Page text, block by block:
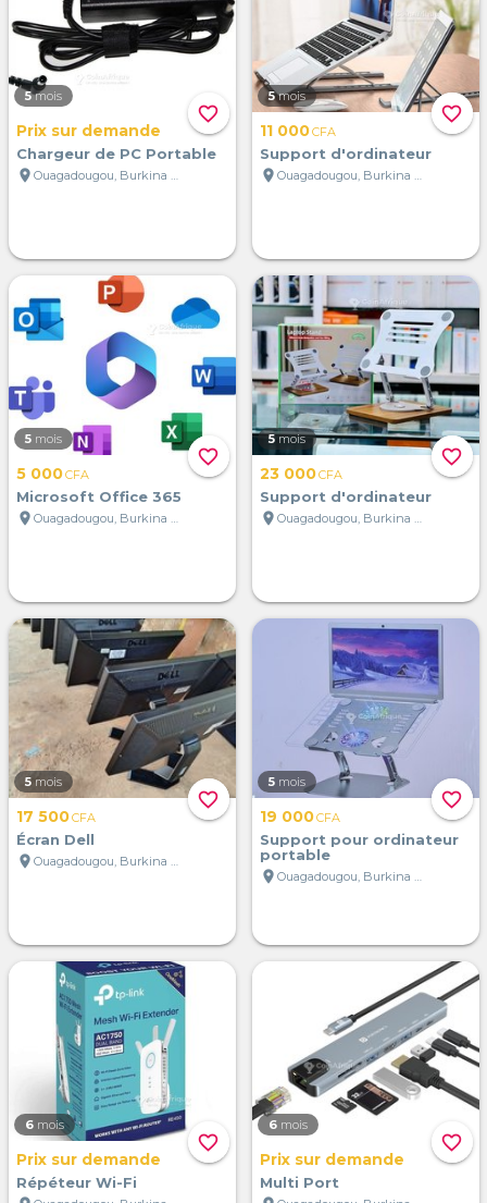
favorite_border
5 mois
Prix sur demande
Chargeur de PC Portable
location_on
Ouagadougou, Burkina Faso
favorite_border
5 mois
11 000CFA
Support d'ordinateur
location_on
Ouagadougou, Burkina Faso
favorite_border
5 mois
5 000CFA
Microsoft Office 365
location_on
Ouagadougou, Burkina Faso
favorite_border
5 mois
23 000CFA
Support d'ordinateur
location_on
Ouagadougou, Burkina Faso
favorite_border
5 mois
17 500CFA
Écran Dell
location_on
Ouagadougou, Burkina Faso
favorite_border
5 mois
19 000CFA
Support pour ordinateur
portable
location_on
Ouagadougou, Burkina Faso
favorite_border
6 mois
Prix sur demande
Répéteur Wi-Fi
favorite_border
6 mois
Prix sur demande
Multi Port